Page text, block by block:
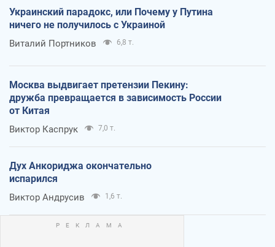
Украинский парадокс, или Почему у Путина
ничего не получилось с Украиной
Виталий Портников 6,8 т.
Москва выдвигает претензии Пекину:
дружба превращается в зависимость России
от Китая
Виктор Каспрук 7,0 т.
Дух Анкориджа окончательно
испарился
Виктор Андрусив 1,6 т.